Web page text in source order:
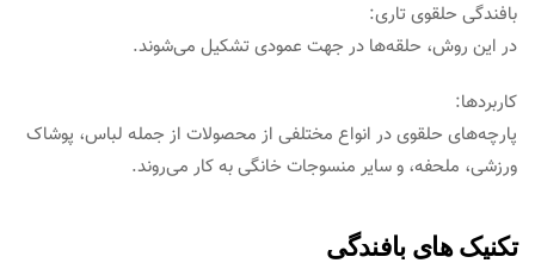
بافندگی حلقوی تاری:
در این روش، حلقه‌ها در جهت عمودی تشکیل می‌شوند.
کاربردها:
پارچه‌های حلقوی در انواع مختلفی از محصولات از جمله لباس، پوشاک
ورزشی، ملحفه، و سایر منسوجات خانگی به کار می‌روند.
تکنیک های بافندگی